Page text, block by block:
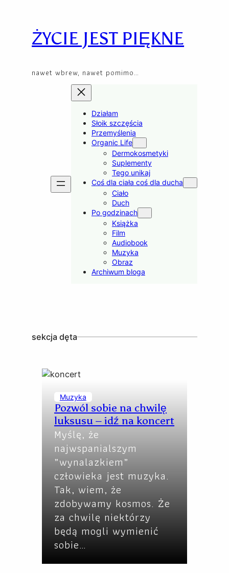
contentŻYCIE JEST PIĘKNE
nawet wbrew, nawet pomimo…
Działam
Słoik szczęścia
Przemyślenia
Organic Life
Dermokosmetyki
Suplementy
Tego unikaj
Coś dla ciała coś dla ducha
Ciało
Duch
Po godzinach
Książka
Film
Audiobook
Muzyka
Obraz
Archiwum bloga
sekcja dęta
Muzyka
Pozwól sobie na chwilę
luksusu – idź na koncert
Myślę, że
najwspanialszym
„wynalazkiem”
człowieka jest muzyka.
Tak, wiem, że
zdobywamy kosmos. Że
za chwilę niektórzy
będą mogli wymienić
sobie…